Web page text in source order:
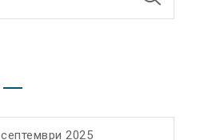
септември 2025